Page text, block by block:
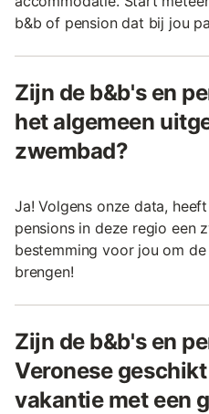
b&b of pension dat bij jou
Zijn de b&b's en
het algemeen
zwembad?
Ja! Volgens onze data,
pensions in deze regio een
bestemming voor jou om
brengen!
Zijn de b&b's en
Veronese
vakantie met een